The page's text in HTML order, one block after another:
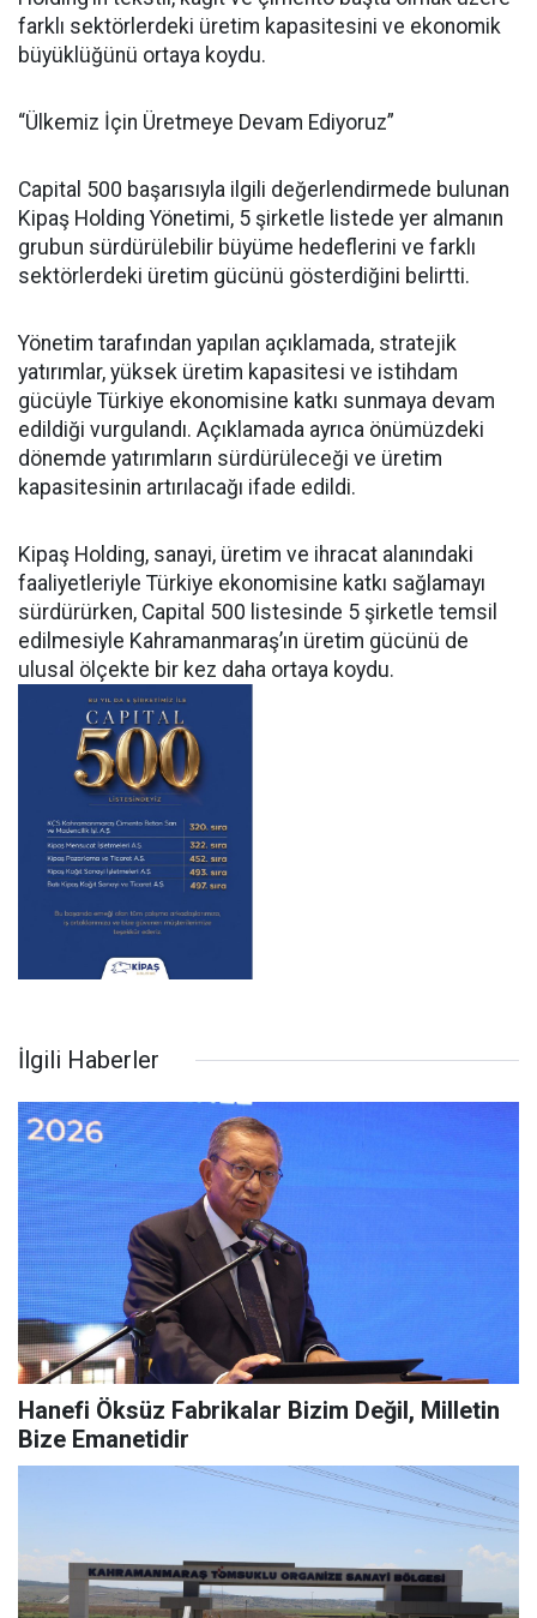
farklı sektörlerdeki üretim kapasitesini ve ekonomik
büyüklüğünü ortaya koydu.
“Ülkemiz İçin Üretmeye Devam Ediyoruz”
Capital 500 başarısıyla ilgili değerlendirmede bulunan
Kipaş Holding Yönetimi, 5 şirketle listede yer almanın
grubun sürdürülebilir büyüme hedeflerini ve farklı
sektörlerdeki üretim gücünü gösterdiğini belirtti.
Yönetim tarafından yapılan açıklamada, stratejik
yatırımlar, yüksek üretim kapasitesi ve istihdam
gücüyle Türkiye ekonomisine katkı sunmaya devam
edildiği vurgulandı. Açıklamada ayrıca önümüzdeki
dönemde yatırımların sürdürüleceği ve üretim
kapasitesinin artırılacağı ifade edildi.
Kipaş Holding, sanayi, üretim ve ihracat alanındaki
faaliyetleriyle Türkiye ekonomisine katkı sağlamayı
sürdürürken, Capital 500 listesinde 5 şirketle temsil
edilmesiyle Kahramanmaraş’ın üretim gücünü de
ulusal ölçekte bir kez daha ortaya koydu.
İlgili Haberler
Hanefi Öksüz Fabrikalar Bizim Değil, Milletin
Bize Emanetidir